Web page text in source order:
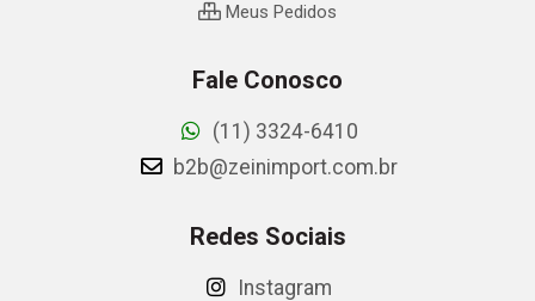
Meus Pedidos
Fale Conosco
(11) 3324-6410
b2b@zeinimport.com.br
Redes Sociais
Instagram